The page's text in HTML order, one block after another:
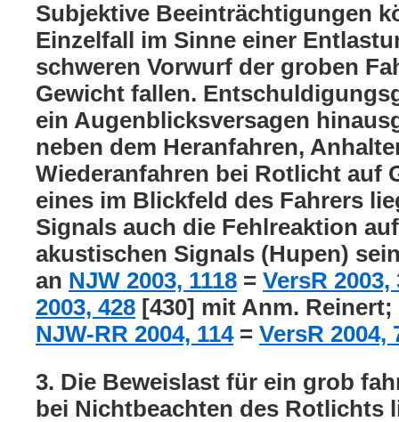
Subjektive Beeinträchtigungen
Einzelfall im Sinne einer
schweren Vorwurf der groben
Gewicht fallen.
ein Augenblicksversagen
neben dem Heranfahren,
Wiederanfahren bei Rotlicht auf
eines im Blickfeld des Fahrers
Signals auch die Fehlreaktion
akustischen Signals (Hupen)
an NJW 2003, 1118 = VersR 2003,
2003, 428 [430] mit Anm.
NJW-RR 2004, 114= VersR 2004,
3. Die Beweislast für ein grob
bei Nichtbeachten des Rotlichts